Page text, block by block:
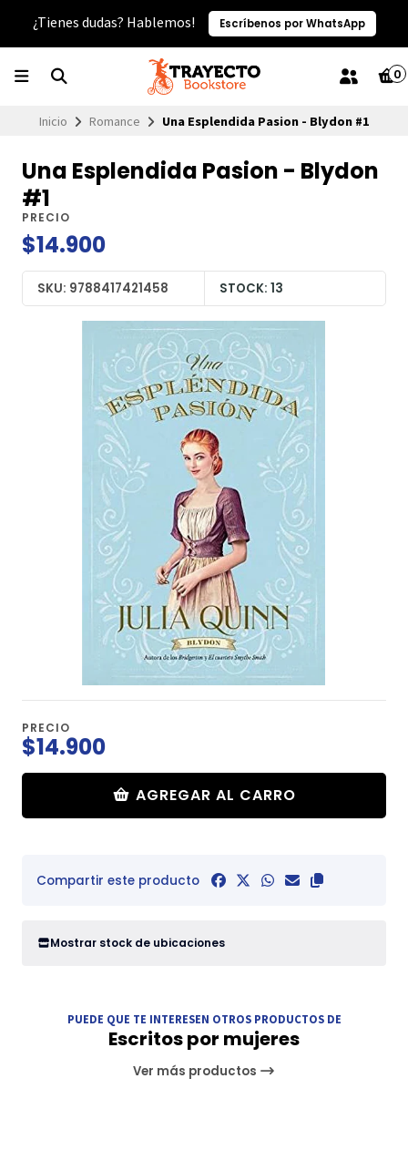
¿Tienes dudas? Hablemos! Escríbenos por WhatsApp
0
Inicio Romance Una Esplendida Pasion - Blydon #1
Una Esplendida Pasion - Blydon
#1
PRECIO
$14.900
SKU: 9788417421458 STOCK: 13
PRECIO
$14.900
AGREGAR AL CARRO
Compartir este producto
Mostrar stock de ubicaciones
PUEDE QUE TE INTERESEN OTROS PRODUCTOS DE
Escritos por mujeres
Ver más productos